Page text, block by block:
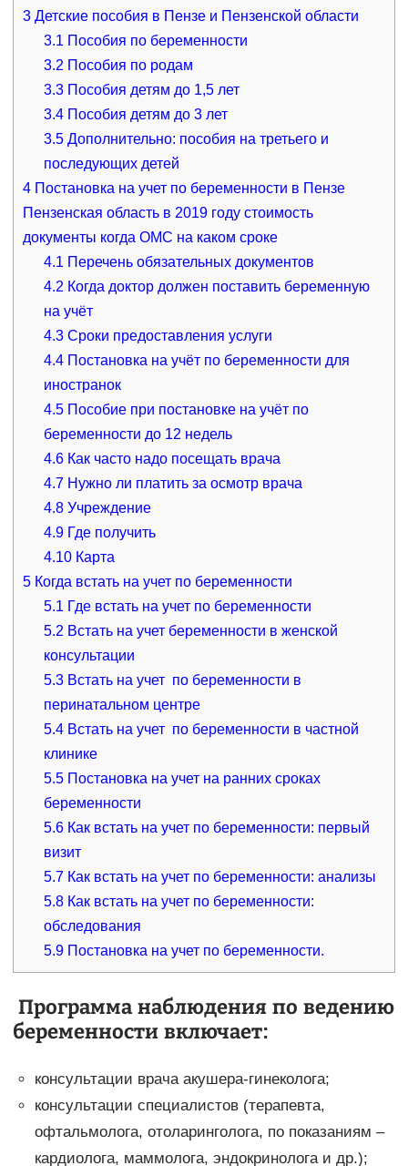
3Детские пособия в Пензе и Пензенской области
3.1 Пособия по беременности
3.2 Пособия по родам
3.3 Пособия детям до 1,5 лет
3.4 Пособия детям до 3 лет
3.5 Дополнительно: пособия на третьего и
последующих детей
4Постановка на учет по беременности в Пензе
Пензенская область в 2019 году стоимость
документы когда ОМС на каком сроке
4.1 Перечень обязательных документов
4.2 Когда доктор должен поставить беременную
на учёт
4.3 Сроки предоставления услуги
4.4 Постановка на учёт по беременности для
иностранок
4.5 Пособие при постановке на учёт по
беременности до 12 недель
4.6 Как часто надо посещать врача
4.7 Нужно ли платить за осмотр врача
4.8 Учреждение
4.9 Где получить
4.10 Карта
5Когда встать на учет по беременности
5.1 Где встать на учет по беременности
5.2 Встать на учет беременности в женской
консультации
5.3 Встать на учет по беременности в
перинатальном центре
5.4 Встать на учет по беременности в частной
клинике
5.5 Постановка на учет на ранних сроках
беременности
5.6 Как встать на учет по беременности: первый
визит
5.7 Как встать на учет по беременности: анализы
5.8 Как встать на учет по беременности:
обследования
5.9 Постановка на учет по беременности.
Программа наблюдения по ведению
беременности включает:
консультации врача акушера-гинеколога;
консультации специалистов (терапевта,
офтальмолога, отоларинголога, по показаниям –
кардиолога, маммолога, эндокринолога и др.);